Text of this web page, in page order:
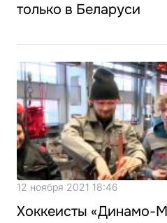
только в Беларуси
12 ноября 2021 18:46
Хоккеисты «Динамо-